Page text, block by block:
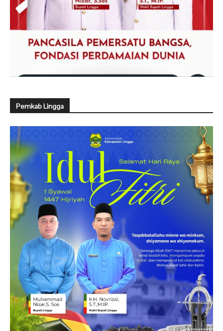
Pemkab Lingga